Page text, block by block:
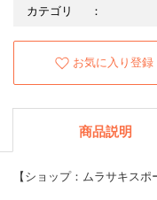
カテゴリ
：
お気に入り登録
商品説明
【ショップ：ムラサキスポ